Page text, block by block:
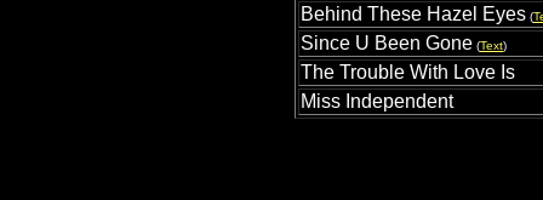
Behind These Hazel Eyes (
Since U Been Gone (Text)
The Trouble With Love Is
Miss Independent